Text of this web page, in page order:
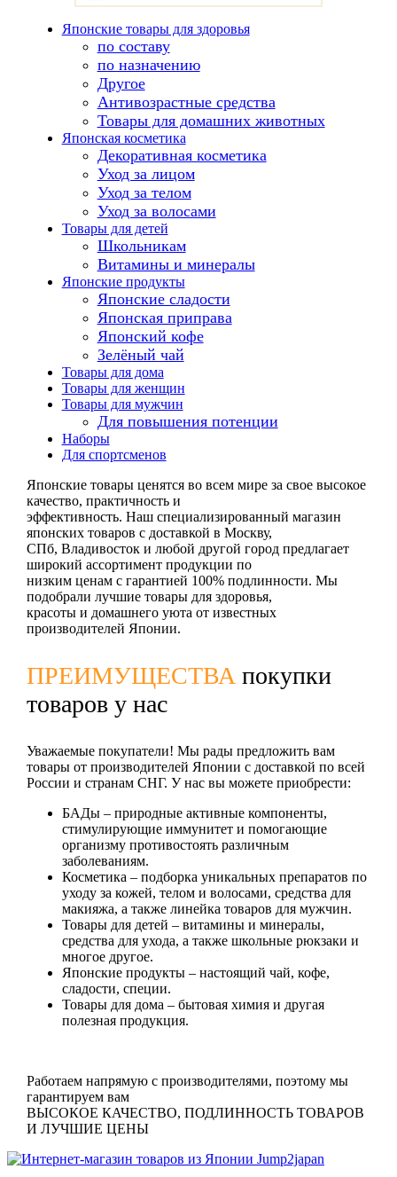
Японские товары для здоровья
по составу
по назначению
Другое
Антивозрастные средства
Товары для домашних животных
Японская косметика
Декоративная косметика
Уход за лицом
Уход за телом
Уход за волосами
Товары для детей
Школьникам
Витамины и минералы
Японские продукты
Японские сладости
Японская приправа
Японский кофе
Зелёный чай
Товары для дома
Товары для женщин
Товары для мужчин
Для повышения потенции
Наборы
Для спортсменов
Японские товары ценятся во всем мире за свое высокое
качество, практичность и
эффективность. Наш специализированный магазин
японских товаров с доставкой в Москву,
СПб, Владивосток и любой другой город предлагает
широкий ассортимент продукции по
низким ценам с гарантией 100% подлинности. Мы
подобрали лучшие товары для здоровья,
красоты и домашнего уюта от известных
производителей Японии.
ПРЕИМУЩЕСТВА покупки
товаров у нас
Уважаемые покупатели! Мы рады предложить вам
товары от производителей Японии с доставкой по всей
России и странам СНГ. У нас вы можете приобрести:
БАДы– природные активные компоненты,
стимулирующие иммунитет и помогающие
организму противостоять различным
заболеваниям.
Косметика – подборка уникальных препаратов по
уходу за кожей, телом и волосами, средства для
макияжа, а также линейка товаров для мужчин.
Товары для детей – витамины и минералы,
средства для ухода, а также школьные рюкзаки и
многое другое.
Японские продукты– настоящий чай, кофе,
сладости, специи.
Товары для дома – бытовая химия и другая
полезная продукция.
Работаем напрямую с производителями, поэтому мы
гарантируем вам
ВЫСОКОЕ КАЧЕСТВО, ПОДЛИННОСТЬ ТОВАРОВ
И ЛУЧШИЕ ЦЕНЫ